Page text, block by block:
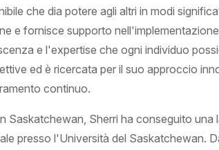
che dia potere agli altri in modi
e fornisce supporto
e l'expertise che ogni individuo
ed è ricercata per il suo approccio
continuo.
Saskatchewan, Sherri ha conseguito
presso l'Università del Saskatchewan.